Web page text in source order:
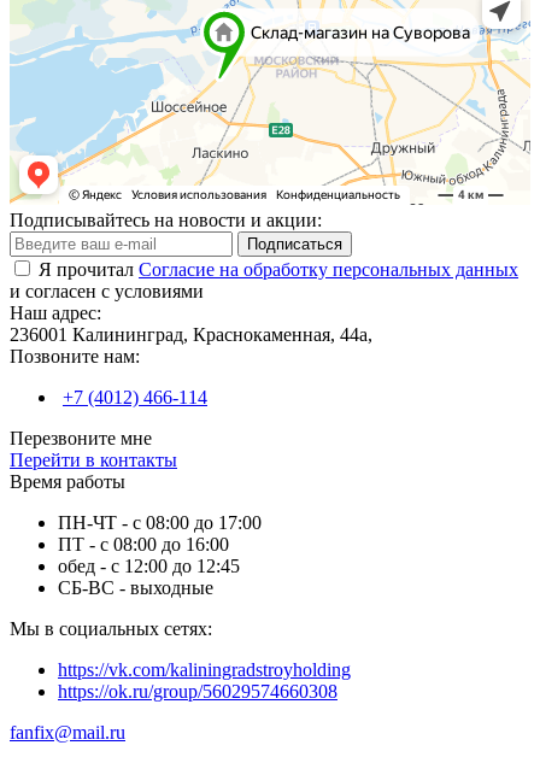
Подписывайтесь на новости и акции:
Подписаться
Я прочитал Согласие на обработку персональных данных
и согласен с условиями
Наш адрес:
236001 Калининград, Краснокаменная, 44а,
Позвоните нам:
+7 (4012) 466-114
Перезвоните мне
Перейти в контакты
Время работы
ПН-ЧТ - с 08:00 до 17:00
ПТ - с 08:00 до 16:00
обед - с 12:00 до 12:45
СБ-ВС - выходные
Мы в социальных сетях:
https://vk.com/kaliningradstroyholding
https://ok.ru/group/56029574660308
fanfix@mail.ru